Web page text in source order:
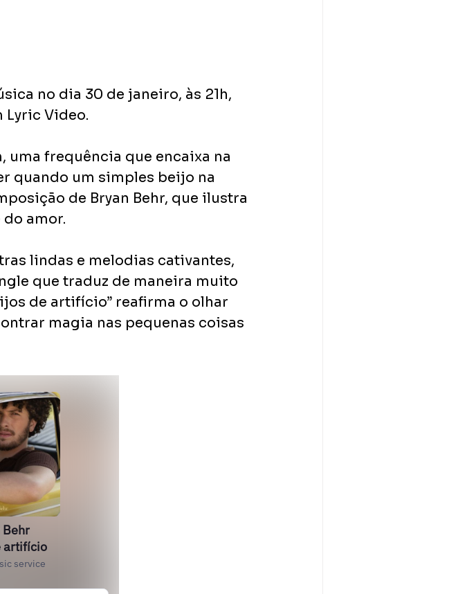
no dia 30 de janeiro, às 21h,
Lyric Video.
uma frequência que encaixa na
quando um simples beijo na
de Bryan Behr, que ilustra
amor.
lindas e melodias cativantes,
que traduz de maneira muito
de artifício” reafirma o olhar
magia nas pequenas coisas